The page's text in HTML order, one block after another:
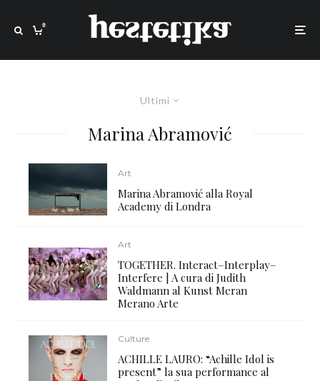
0
Ultimi
Marina Abramović
Art
Marina Abramović alla Royal
Academy di Londra
Art
TOGETHER. Interact–Interplay–
Interfere | A cura di Judith
Waldmann al Kunst Meran
Merano Arte
Culture
ACHILLE LAURO: “Achille Idol is
present” la sua performance al